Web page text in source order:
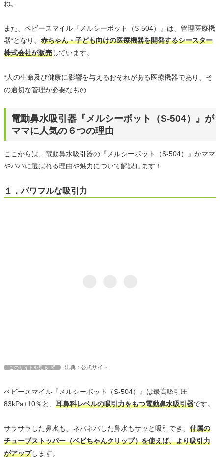
ね。
また、ベビースマイル『メルシーポット（S-504）』は、管理医療機
器*となり、 赤ちゃん・子ども向けの医療機器を開発するシースター
株式会社が販売しています。
*人の生命及び健康に影響を与えるおそれがある医療機器であり、そ
の適切な管理が必要なもの
電動鼻水吸引器『メルシーポット（S-504）』が
ママに人気の６つの理由
ここからは、電動鼻水吸引器の『メルシーポット（S-504）』がママ
やパパに選ばれる理由や魅力について解説します！
１．パワフルな吸引力
このサイトを見る 出典：公式サイト
ベビースマイル『メルシーポット（S-504）』は最高吸引圧
83kPa±10％と、 耳鼻科レベルの吸引力をもつ電動鼻水吸引器です。
サラサラした鼻水も、ネバネバした鼻水もサッと吸引でき、 付属の
チューブストッパー（ベビちゃんクリップ）を使えば、より吸引力
がアップします。